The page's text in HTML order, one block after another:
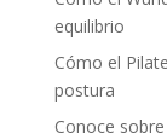
equilibrio
Cómo el
postura
Conoce